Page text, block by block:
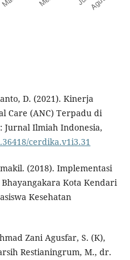
D. (2021). Kinerja
Care (ANC) Terpadu di
Jurnal Ilmiah Indonesia,
cerdika.v1i3.31
(2018). Implementasi
Kota Kendari
Kesehatan
Zani Agusfar, S. (K),
Restianingrum, M., dr.